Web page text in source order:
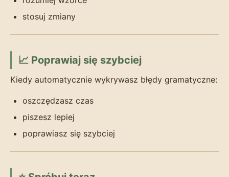
stosuj zmiany
📈 Poprawiaj się szybciej
Kiedy automatycznie wykrywasz błędy gramatyczne:
oszczędzasz czas
piszesz lepiej
poprawiasz się szybciej